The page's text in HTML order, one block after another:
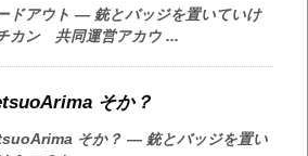
ドアウト — 銃とバッジを置いていけ
カン 共同運営アカウ ...
そか？
そか？ — 銃とバッジを置い